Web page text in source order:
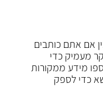
אם אתם כותבים
מעמיק כדי
מידע ממקורות
כדי לספק